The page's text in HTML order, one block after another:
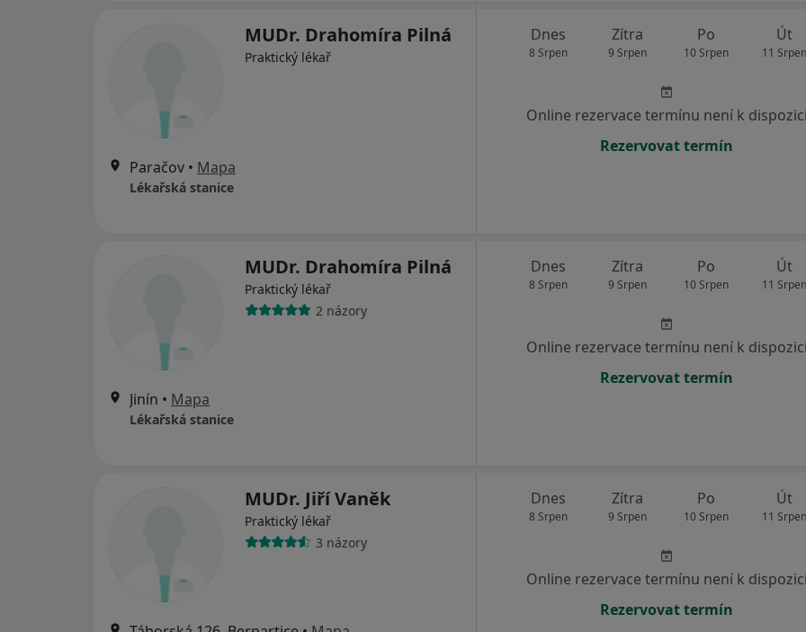
MUDr. Drahomíra Pilná
Praktický lékař
Paračov • Mapa
Lékařská stanice
Dnes
8 Srpen
Zítra
9 Srpen
Po
10 Srpen
Út
11 Srpen
Online rezervace termínu není k dispozici
Rezervovat termín
MUDr. Drahomíra Pilná
Praktický lékař
2 názory
Jinín • Mapa
Lékařská stanice
Dnes
8 Srpen
Zítra
9 Srpen
Po
10 Srpen
Út
11 Srpen
Online rezervace termínu není k dispozici
Rezervovat termín
MUDr. Jiří Vaněk
Praktický lékař
3 názory
Dnes
8 Srpen
Zítra
9 Srpen
Po
10 Srpen
Út
11 Srpen
Online rezervace termínu není k dispozici
Rezervovat termín